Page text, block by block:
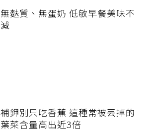
無麩質、無蛋奶 低敏早餐美味不
減
補鉀別只吃香蕉 這種常被丟掉的
葉菜含量高出近3倍